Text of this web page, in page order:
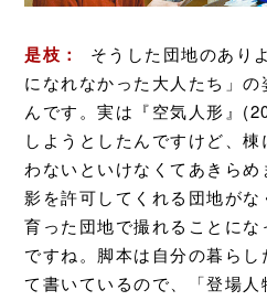
是枝：
そうした団地のあり
になれなかった大人たち」
んです。実は『空気人形』
しようとしたんですけど、
わないといけなくてあきら
影を許可してくれる団地が
育った団地で撮れることに
ですね。脚本は自分の暮ら
て書いているので、「登場